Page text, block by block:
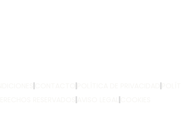
CONTACTO POLÍTICA DE PRIVACIDAD
RESERVADOS AVISO LEGAL COOKIES